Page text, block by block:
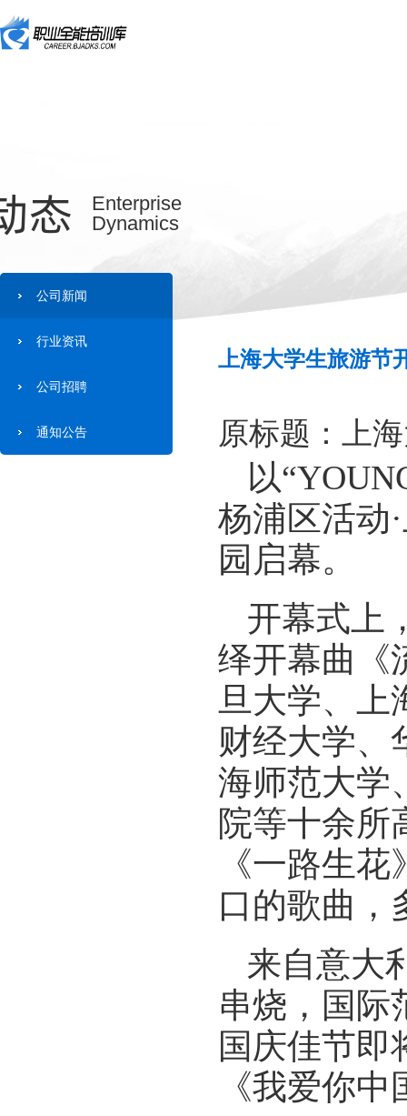
态
Enterprise
Dynamics
公司新闻
行业资讯
公司招聘
通知公告
上海大学生旅游节
原标题：上
以
杨浦区活动
园启幕。
开幕式上
绎开幕曲《
旦大学、上
财经大学、
海师范大学
院等十余所
《一路生
口的歌曲，
来自意大
串烧，国际
国庆佳节即
《我爱你